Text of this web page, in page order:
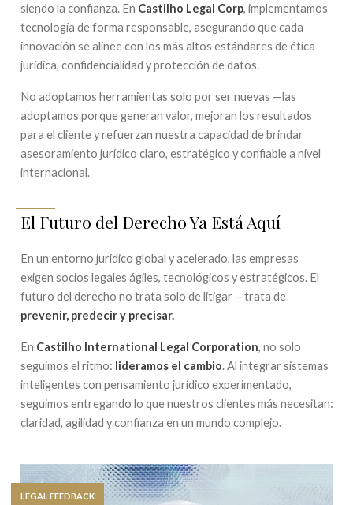
siendo la confianza. En Castilho Legal Corp, implementamos
tecnología de forma responsable, asegurando que cada
innovación se alinee con los más altos estándares de ética
jurídica, confidencialidad y protección de datos.
No adoptamos herramientas solo por ser nuevas —las
adoptamos porque generan valor, mejoran los resultados
para el cliente y refuerzan nuestra capacidad de brindar
asesoramiento jurídico claro, estratégico y confiable a nivel
internacional.
El Futuro del Derecho Ya Está Aquí
En un entorno jurídico global y acelerado, las empresas
exigen socios legales ágiles, tecnológicos y estratégicos. El
futuro del derecho no trata solo de litigar —trata de
prevenir, predecir y precisar.
En Castilho International Legal Corporation, no solo
seguimos el ritmo: lideramos el cambio. Al integrar sistemas
inteligentes con pensamiento jurídico experimentado,
seguimos entregando lo que nuestros clientes más necesitan:
claridad, agilidad y confianza en un mundo complejo.
LEGAL FEEDBACK